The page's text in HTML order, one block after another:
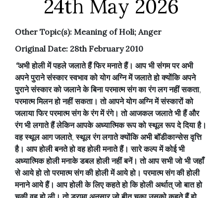
24th May 2026
Other Topic(s): Meaning of Holi; Anger
Original Date: 28th February 2010
“अभी होली में पहले जलाते हैं फिर मनाते हैं। आप भी संगम पर अभी
अपने पुराने संस्कार स्वभाव को योग अग्नि में जलाते हो क्योंकि अपने
पुराने संस्कार को जलाने के बिना परमात्म संग का रंग लग नहीं सकता,
परमात्म मिलन हो नहीं सकता। तो आपने योग अग्नि में संस्कारों को
जलाया फिर परमात्म संग के रंग में रंगे। तो आजकल जलाते भी हैं और
रंग भी लगाते हैं लेकिन आपके अध्यात्मिक रूप को स्थूल रूप दे दिया है।
वह स्थूल आग जलाते,स्थूल रंग लगाते क्योंकि अभी बॉडीकान्सेस वृत्ति
है। आप होली बनते हो वह होली मनाते हैं। सारे कल्प में कोई भी
अध्यात्मिक होली मनाके डबल होली नहीं बनें। तो आप सभी जो भी जहाँ
से आये हो तो परमात्म संग की होली में आये हो। परमात्म संग की होली
मनाने आये हैं। आप होली के लिए कहते हो कि होली अर्थात् जो बात हो